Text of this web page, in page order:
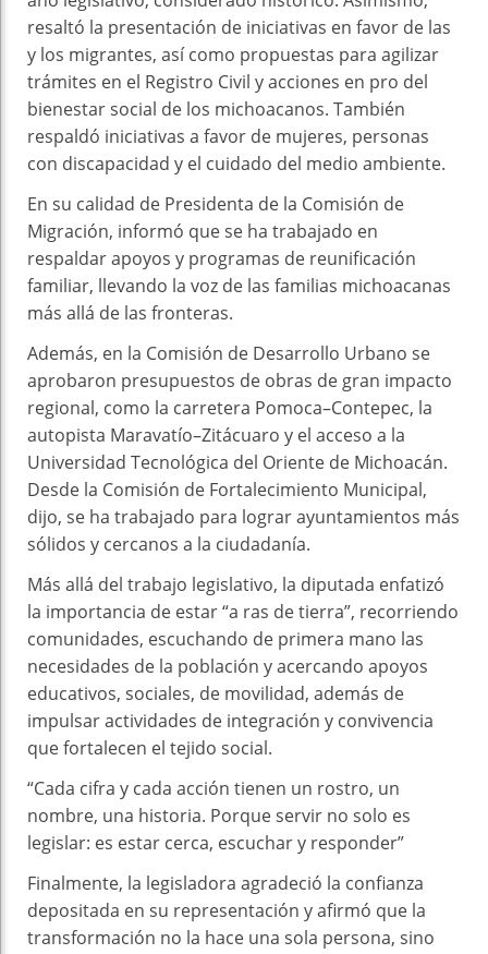
resaltó la presentación de iniciativas en favor de las
y los migrantes, así como propuestas para agilizar
trámites en el Registro Civil y acciones en pro del
bienestar social de los michoacanos. También
respaldó iniciativas a favor de mujeres, personas
con discapacidad y el cuidado del medio ambiente.
En su calidad de Presidenta de la Comisión de
Migración, informó que se ha trabajado en
respaldar apoyos y programas de reunificación
familiar, llevando la voz de las familias michoacanas
más allá de las fronteras.
Además, en la Comisión de Desarrollo Urbano se
aprobaron presupuestos de obras de gran impacto
regional, como la carretera Pomoca–Contepec, la
autopista Maravatío–Zitácuaro y el acceso a la
Universidad Tecnológica del Oriente de Michoacán.
Desde la Comisión de Fortalecimiento Municipal,
dijo, se ha trabajado para lograr ayuntamientos más
sólidos y cercanos a la ciudadanía.
Más allá del trabajo legislativo, la diputada enfatizó
la importancia de estar “a ras de tierra”, recorriendo
comunidades, escuchando de primera mano las
necesidades de la población y acercando apoyos
educativos, sociales, de movilidad, además de
impulsar actividades de integración y convivencia
que fortalecen el tejido social.
“Cada cifra y cada acción tienen un rostro, un
nombre, una historia. Porque servir no solo es
legislar: es estar cerca, escuchar y responder”
Finalmente, la legisladora agradeció la confianza
depositada en su representación y afirmó que la
transformación no la hace una sola persona, sino